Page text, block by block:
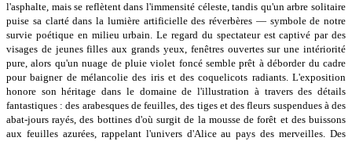
l'asphalte, mais se reflètent dans l'immensité céleste, tandis qu'un arbre solitaire
puise sa clarté dans la lumière artificielle des réverbères — symbole de notre
survie poétique en milieu urbain. Le regard du spectateur est captivé par des
visages de jeunes filles aux grands yeux, fenêtres ouvertes sur une intériorité
pure, alors qu'un nuage de pluie violet foncé semble prêt à déborder du cadre
pour baigner de mélancolie des iris et des coquelicots radiants. L'exposition
honore son héritage dans le domaine de l'illustration à travers des détails
fantastiques : des arabesques de feuilles, des tiges et des fleurs suspendues à des
abat-jours rayés, des bottines d'où surgit de la mousse de forêt et des buissons
aux feuilles azurées, rappelant l'univers d'Alice au pays des merveilles. Des